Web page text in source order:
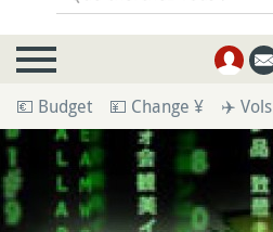
💶 Budget 💴 Change ¥ ✈️ Vols